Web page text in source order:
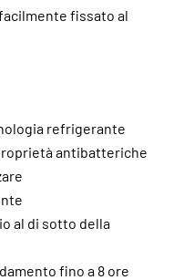
fissato al
refrigerante
antibatteriche
al di sotto della
fino a 8 ore